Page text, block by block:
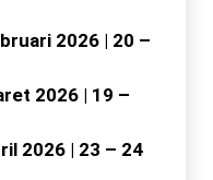
2026 | 20 –
2026 | 19 –
2026 | 23 – 24